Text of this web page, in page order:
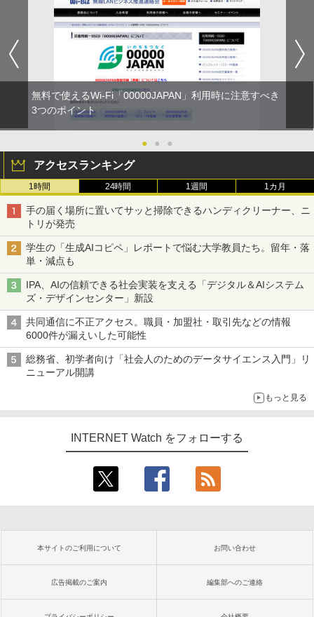
無料で使えるWi-Fi「00000JAPAN」利用時に注意すべき
3つのポイント
● ● ●
アクセスランキング
1時間 24時間 1週間 1カ月
手の届く場所に置いてサッと掃除できるハンディクリーナー、ニ
トリが発売
学生の「生成AIコピペ」レポートで悩む大学教員たち。留年・落
単・減点も
IPA、AIの信頼できる社会実装を支える「デジタル＆AIシステム
ズ・デザインセンター」新設
共同通信に不正アクセス。職員・加盟社・取引先などの情報
6000件が漏えいした可能性
総務省、初学者向け「社会人のためのデータサイエンス入門」リ
ニューアル開講
もっと見る
INTERNET Watch をフォローする
本サイトのご利用について お問い合わせ
広告掲載のご案内 編集部へのご連絡